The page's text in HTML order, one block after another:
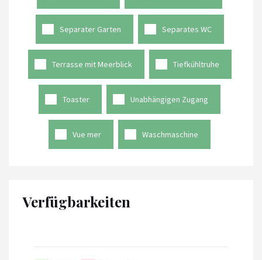
Separater Garten Separates WC
Terrasse mit Meerblick Tiefkühltruhe
Toaster Unabhängigen Zugang
Vue mer Waschmaschine
Verfügbarkeiten